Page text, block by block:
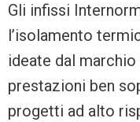
Gli infissi
l’isolamento
ideate dal
prestazioni ben
progetti ad alto